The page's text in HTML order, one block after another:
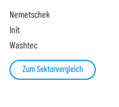
Nemetschek
Init
Washtec
Zum Sektorvergleich